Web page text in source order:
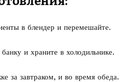
в блендер и перемешайте.
и храните в холодильнике.
за завтраком, и во время обеда.